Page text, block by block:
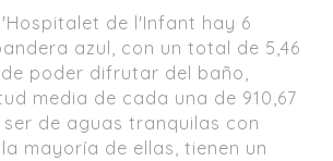
de l'Infant hay 6
azul, con un total de 5,46
poder difrutar del baño,
media de cada una de 910,67
ser de aguas tranquilas con
mayoría de ellas, tienen un